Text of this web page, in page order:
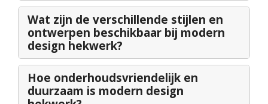
Wat zijn de verschillende stijlen en
ontwerpen beschikbaar bij modern
design hekwerk?
Hoe onderhoudsvriendelijk en
duurzaam is modern design